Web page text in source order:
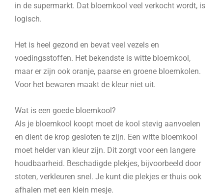
in de supermarkt. Dat bloemkool veel verkocht wordt, is
logisch.
Het is heel gezond en bevat veel vezels en
voedingsstoffen. Het bekendste is witte bloemkool,
maar er zijn ook oranje, paarse en groene bloemkolen.
Voor het bewaren maakt de kleur niet uit.
Wat is een goede bloemkool?
Als je bloemkool koopt moet de kool stevig aanvoelen
en dient de krop gesloten te zijn. Een witte bloemkool
moet helder van kleur zijn. Dit zorgt voor een langere
houdbaarheid. Beschadigde plekjes, bijvoorbeeld door
stoten, verkleuren snel. Je kunt die plekjes er thuis ook
afhalen met een klein mesje.